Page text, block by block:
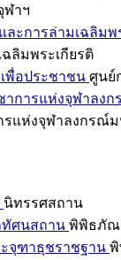
ฬาฯ
ะการล่ามเฉลิมพ
ลิมพระเกียรติ
พื่อประชาชน ศูนย์
าการแห่งจุฬาลง
รแห่งจุฬาลงกรณ์
นิทรรศสถาน
ศนสถาน พิพิธภัณ
ฑาธุชราชฐาน